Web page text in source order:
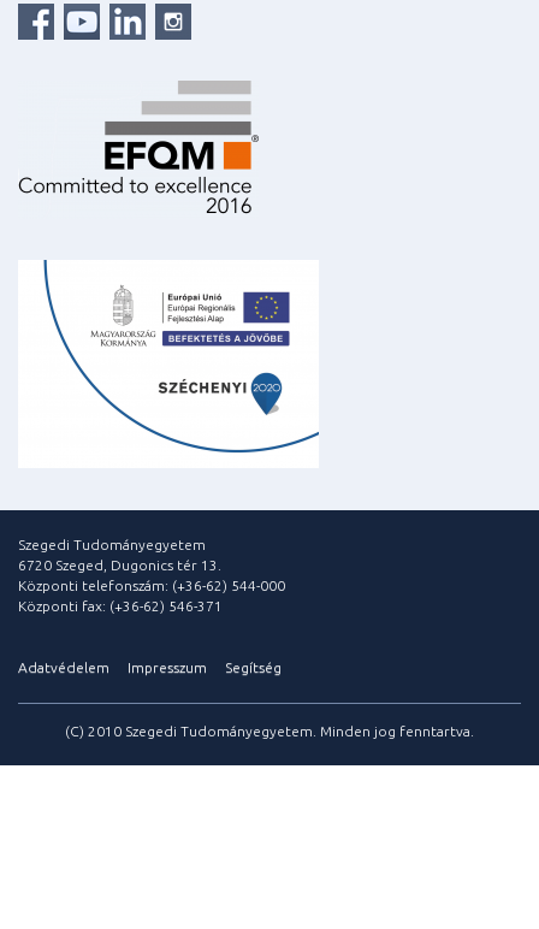
Szegedi Tudományegyetem
6720 Szeged, Dugonics tér 13.
Központi telefonszám: (+36-62) 544-000
Központi fax: (+36-62) 546-371
Adatvédelem Impresszum Segítség
(C) 2010 Szegedi Tudományegyetem. Minden jog fenntartva.